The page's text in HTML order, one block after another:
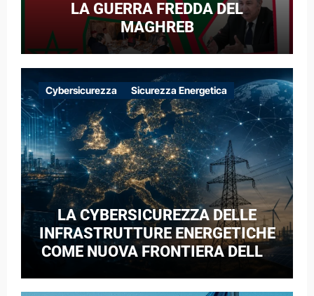
LA GUERRA FREDDA DEL
MAGHREB
Cybersicurezza Sicurezza Energetica
LA CYBERSICUREZZA DELLE
INFRASTRUTTURE ENERGETICHE
COME NUOVA FRONTIERA DELLA
CASO DELLE RETI ELETTRICHE